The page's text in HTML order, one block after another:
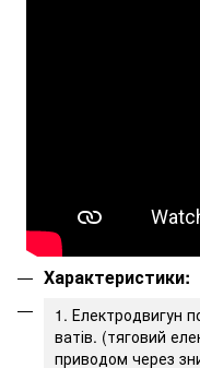
Характеристики:
1. Електродвигун
ватів. (тяговий
приводом через